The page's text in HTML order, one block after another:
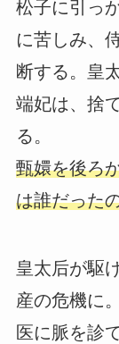
松子に引っ
に苦しみ、
断する。皇
端妃は、捨
る。
甄嬛を後ろ
は誰だった
皇太后が駆
産の危機に
医に脈を診